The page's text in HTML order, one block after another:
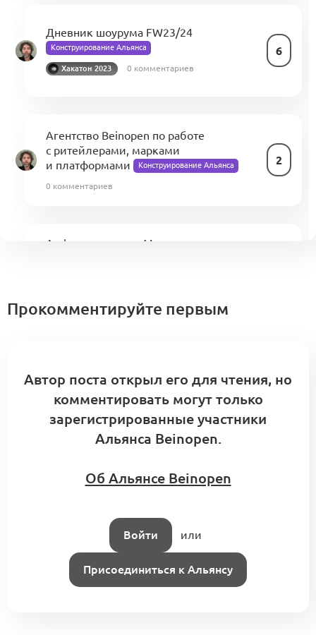
Дневник шоурума FW23/24
Конструирование Альянса 6
Хакатон 2023 0 комментариев
Агентство Beinopen по работе
с ритейлерами, марками
и платформами
Конструирование Альянса 2
0 комментариев
Алфавит альянса. Модуль «марки —
Конструирование Альянса 1
0 комментариев
Об Альянсе х Beinopen Ver.2022
Шоурум, агент и торговое
Прокомментируйте первым
Автор поста открыл его для чтения, но
комментировать могут только
зарегистрированные участники
Альянса Beinopen.
Об Альянсе Beinopen
Войти или
Присоединиться к Альянсу